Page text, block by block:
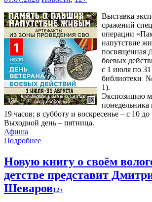
Выставка
сражений
операции
напутствие
посвященная
боевых
с 1 июля по 31
библиотеки
1).
Экспозицию
понедельника
19 часов; в субботу и воскресенье – с 10 до
Выходной день – пятница.
Афиша
Подробнее
Новую книгу о своём
детстве представит
Шеваров12+